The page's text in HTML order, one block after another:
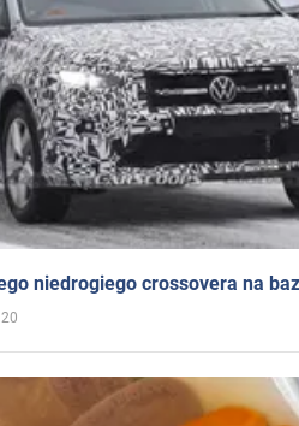
niedrogiego crossovera na
20